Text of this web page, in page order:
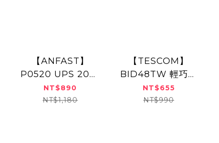
【ANFAST】
P0520 UPS 20W
口袋寶 (Type-C)
(Lightning)
NT$890
NT$1,180
【TESCOM】
BID48TW 輕巧雙
電壓負離子吹風機
白色 原廠保固 雙電
NT$655
NT$990